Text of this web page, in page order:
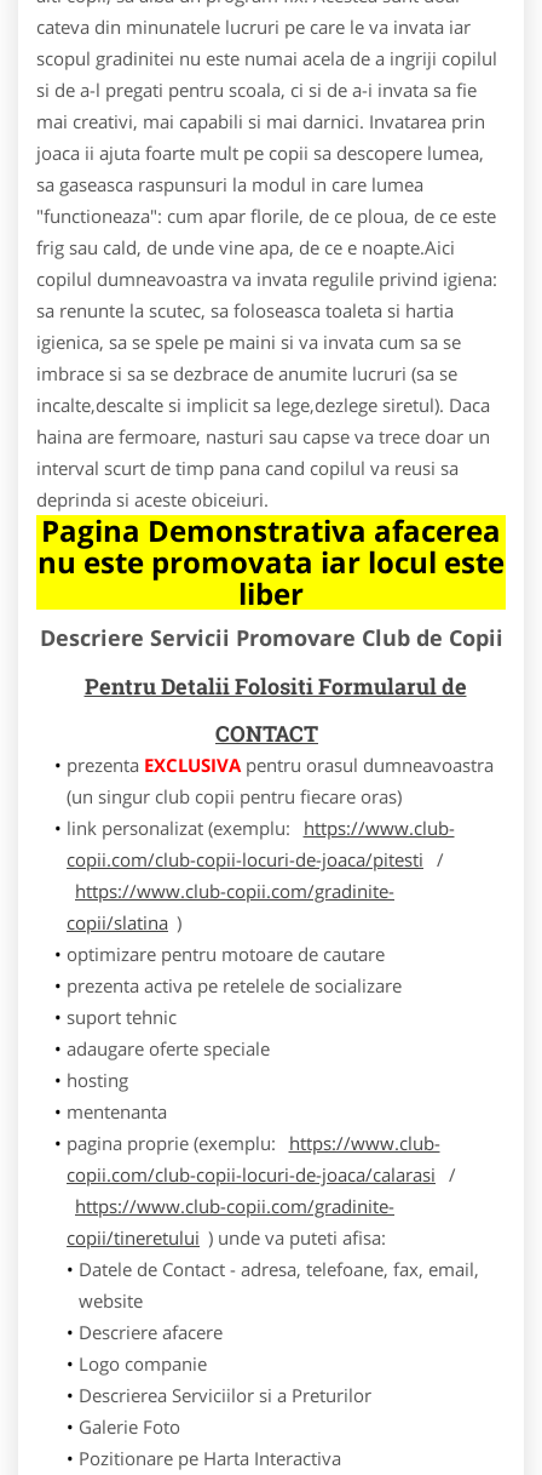
cateva din minunatele lucruri pe care le va invata iar
scopul gradinitei nu este numai acela de a ingriji copilul
si de a-l pregati pentru scoala, ci si de a-i invata sa fie
mai creativi, mai capabili si mai darnici. Invatarea prin
joaca ii ajuta foarte mult pe copii sa descopere lumea,
sa gaseasca raspunsuri la modul in care lumea
"functioneaza": cum apar florile, de ce ploua, de ce este
frig sau cald, de unde vine apa, de ce e noapte.Aici
copilul dumneavoastra va invata regulile privind igiena:
sa renunte la scutec, sa foloseasca toaleta si hartia
igienica, sa se spele pe maini si va invata cum sa se
imbrace si sa se dezbrace de anumite lucruri (sa se
incalte,descalte si implicit sa lege,dezlege siretul). Daca
haina are fermoare, nasturi sau capse va trece doar un
interval scurt de timp pana cand copilul va reusi sa
deprinda si aceste obiceiuri.
Pagina Demonstrativa afacerea
nu este promovata iar locul este
liber
Descriere Servicii Promovare Club de Copii
Pentru Detalii Folositi Formularul de
CONTACT
prezenta EXCLUSIVApentru orasul dumneavoastra
(un singur club copii pentru fiecare oras)
link personalizat (exemplu:
https://www.club-
copii.com/club-copii-locuri-de-joaca/pitesti /
https://www.club-copii.com/gradinite-
copii/slatina )
optimizare pentru motoare de cautare
prezenta activa pe retelele de socializare
suport tehnic
adaugare oferte speciale
hosting
mentenanta
pagina proprie (exemplu:
https://www.club-
copii.com/club-copii-locuri-de-joaca/calarasi /
https://www.club-copii.com/gradinite-
copii/tineretului ) unde va puteti afisa:
Datele de Contact - adresa, telefoane, fax, email,
website
Descriere afacere
Logo companie
Descrierea Serviciilor si a Preturilor
Galerie Foto
Pozitionare pe Harta Interactiva